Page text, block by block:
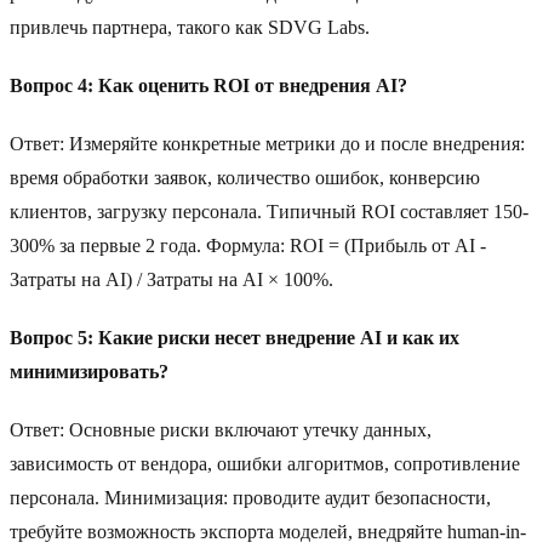
привлечь партнера, такого как SDVG Labs.
Вопрос 4: Как оценить ROI от внедрения AI?
Ответ: Измеряйте конкретные метрики до и после внедрения:
время обработки заявок, количество ошибок, конверсию
клиентов, загрузку персонала. Типичный ROI составляет 150-
300% за первые 2 года. Формула: ROI = (Прибыль от AI -
Затраты на AI) / Затраты на AI × 100%.
Вопрос 5: Какие риски несет внедрение AI и как их
минимизировать?
Ответ: Основные риски включают утечку данных,
зависимость от вендора, ошибки алгоритмов, сопротивление
персонала. Минимизация: проводите аудит безопасности,
требуйте возможность экспорта моделей, внедряйте human-in-